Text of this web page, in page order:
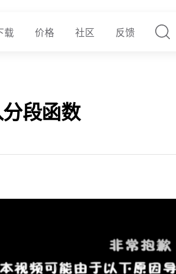
载 价格 社区 反馈
段函数